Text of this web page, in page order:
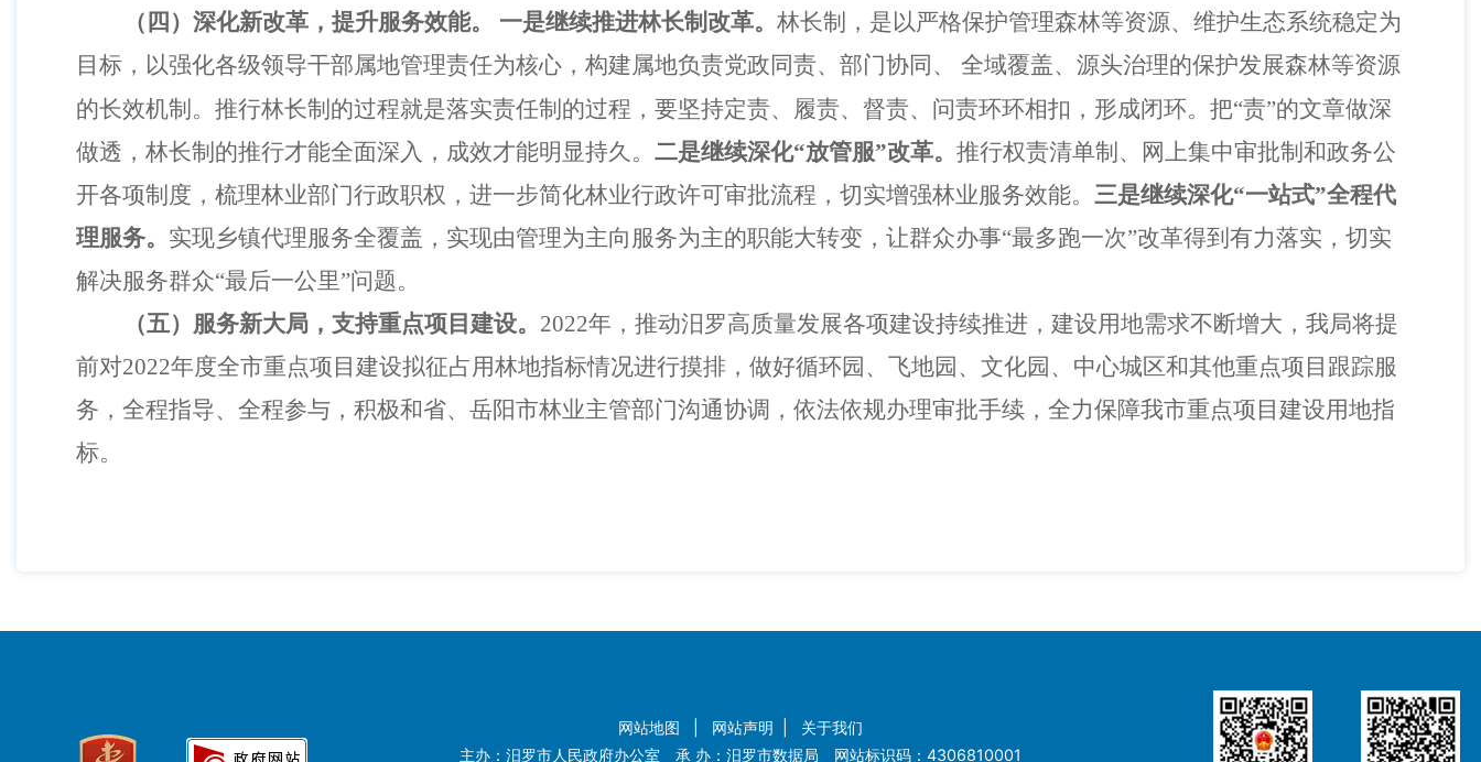
（四）深化新改革，提升服务效能。
一是继续推进林长制改革。 林长制，是以严格保护管理森林等资源、维护生态系统稳定为
目标，以强化各级领导干部属地管理责任为核心，构建属地负责党政同责、部门协同、
全域覆盖、源头治理的保护发展森林等资源
的长效机制。 推行林长制的过程就是落实责任制的过程，要坚持定责、履责、督责、问责环环相扣，形成闭环。把“责”的文章做深
做透，林长制的推行才能全面深入，成效才能明显持久。 二是继续深化“放管服”改革。 推行权责清单制、网上集中审批制和政务公
开各项制度，梳理林业部门行政职权，进一步简化林业行政许可审批流程，切实增强林业服务效能。 三是继续深化“一站式”全程代
理服务。 实现乡镇代理服务全覆盖，实现由管理为主向服务为主的职能大转变，让群众办事“最多跑一次”改革得到有力落实，切实
解决服务群众“最后一公里”问题。
（五）服务新大局，支持重点项目建设。 2022年，推动汨罗高质量发展各项建设持续推进，建设用地需求不断增大，我局将提
前对2022年度全市重点项目建设拟征占用林地指标情况进行摸排，做好循环园、飞地园、文化园、中心城区和其他重点项目跟踪服
务，全程指导、全程参与，积极和省、岳阳市林业主管部门沟通协调，依法依规办理审批手续，全力保障我市重点项目建设用地指
标。
网站地图 网站声明
关于我们
主办：汨罗市人民政府办公室 承 办：汨罗市数据局 网站标识码：4306810001